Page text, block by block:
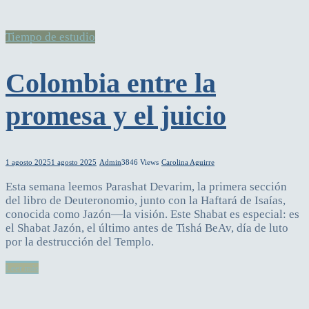
Tiempo de estudio
Colombia entre la
promesa y el juicio
1 agosto 20251 agosto 2025 Admin3846 Views Carolina Aguirre
Esta semana leemos Parashat Devarim, la primera sección
del libro de Deuteronomio, junto con la Haftará de Isaías,
conocida como Jazón—la visión. Este Shabat es especial: es
el Shabat Jazón, el último antes de Tishá BeAv, día de luto
por la destrucción del Templo.
Leer más